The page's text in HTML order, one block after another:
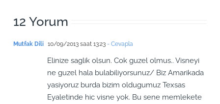
12 Yorum
Mutfak Dili 10/09/2013 saat 13:23- Cevapla
Elinize saglik olsun. Cok guzel olmus.. Visneyi
ne guzel hala bulabiliyorsunuz/ Biz Amarikada
yasiyoruz burda bizim oldugumuz Texsas
Eyaletinde hic visne yok. Bu sene memlekete